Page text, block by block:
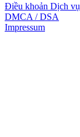
Điều khoản Dịch vụ
DMCA / DSA
Impressum